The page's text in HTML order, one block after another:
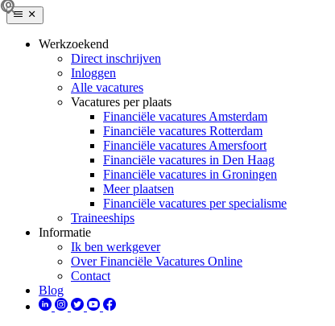
Werkzoekend
Direct inschrijven
Inloggen
Alle vacatures
Vacatures per plaats
Financiële vacatures Amsterdam
Financiële vacatures Rotterdam
Financiële vacatures Amersfoort
Financiële vacatures in Den Haag
Financiële vacatures in Groningen
Meer plaatsen
Financiële vacatures per specialisme
Traineeships
Informatie
Ik ben werkgever
Over Financiële Vacatures Online
Contact
Blog